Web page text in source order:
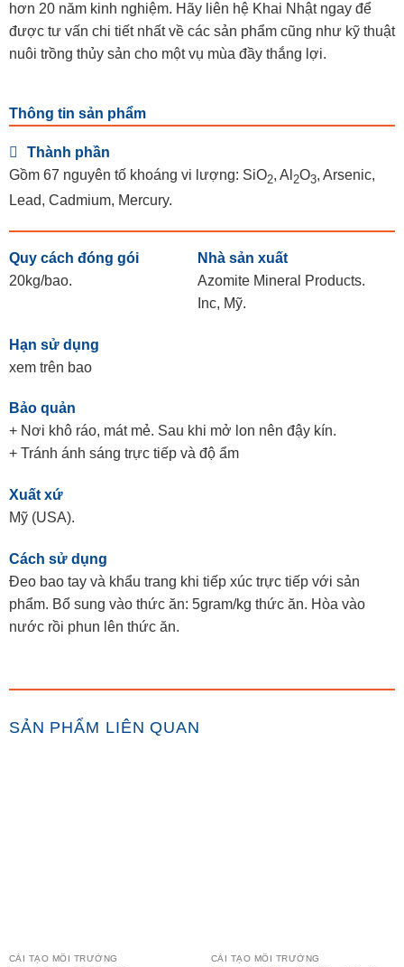
hơn 20 năm kinh nghiệm. Hãy liên hệ Khai Nhật ngay để
được tư vấn chi tiết nhất về các sản phẩm cũng như kỹ thuật
nuôi trồng thủy sản cho một vụ mùa đầy thắng lợi.
Thông tin sản phẩm
Thành phần
Gồm 67 nguyên tố khoáng vi lượng: SiO2, Al 2O3, Arsenic,
Lead, Cadmium, Mercury.
Quy cách đóng gói
20kg/bao.
Nhà sản xuất
Azomite Mineral Products.
Inc, Mỹ.
Hạn sử dụng
xem trên bao
Bảo quản
+ Nơi khô ráo, mát mẻ. Sau khi mở lon nên đậy kín.
+ Tránh ánh sáng trực tiếp và độ ẩm
Xuất xứ
Mỹ (USA).
Cách sử dụng
Đeo bao tay và khẩu trang khi tiếp xúc trực tiếp với sản
phẩm. Bổ sung vào thức ăn: 5gram/kg thức ăn. Hòa vào
nước rồi phun lên thức ăn.
SẢN PHẨM LIÊN QUAN
CẢI TẠO MÔI TRƯỜNG CẢI TẠO MÔI TRƯỜNG